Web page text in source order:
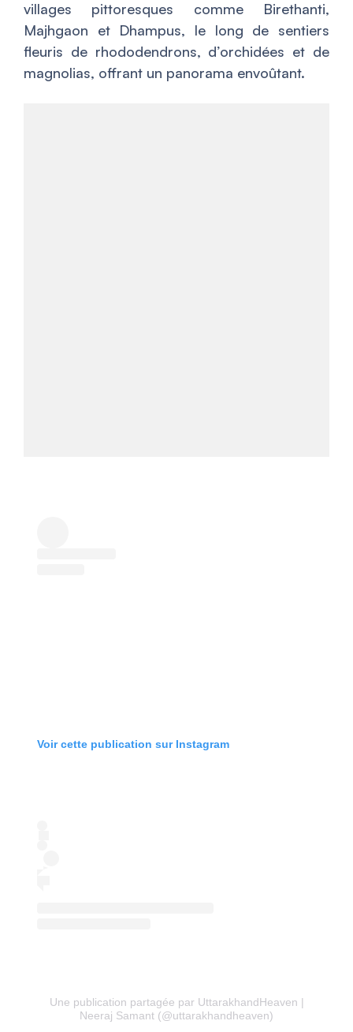
villages pittoresques comme Birethanti,
Majhgaon et Dhampus, le long de sentiers
fleuris de rhododendrons, d’orchidées et de
magnolias, offrant un panorama envoûtant.
Voir cette publication sur Instagram
Une publication partagée par UttarakhandHeaven |
Neeraj Samant (@uttarakhandheaven)